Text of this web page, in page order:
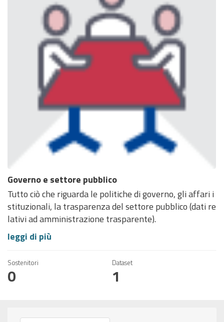
Governo e settore pubblico
Tutto ciò che riguarda le politiche di governo, gli affari i
stituzionali, la trasparenza del settore pubblico (dati re
lativi ad amministrazione trasparente).
leggi di più
Sostenitori
0
Dataset
1